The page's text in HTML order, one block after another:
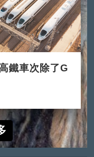
鐵車次除了G